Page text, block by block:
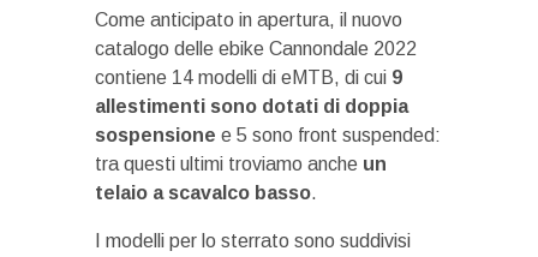
Come anticipato in apertura, il nuovo
catalogo delle ebike Cannondale 2022
contiene 14 modelli di eMTB, di cui 9
allestimenti sono dotati di doppia
sospensione e 5 sono front suspended:
tra questi ultimi troviamo anche un
telaio a scavalco basso.
I modelli per lo sterrato sono suddivisi